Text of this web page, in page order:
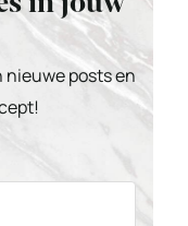
nieuwe posts en